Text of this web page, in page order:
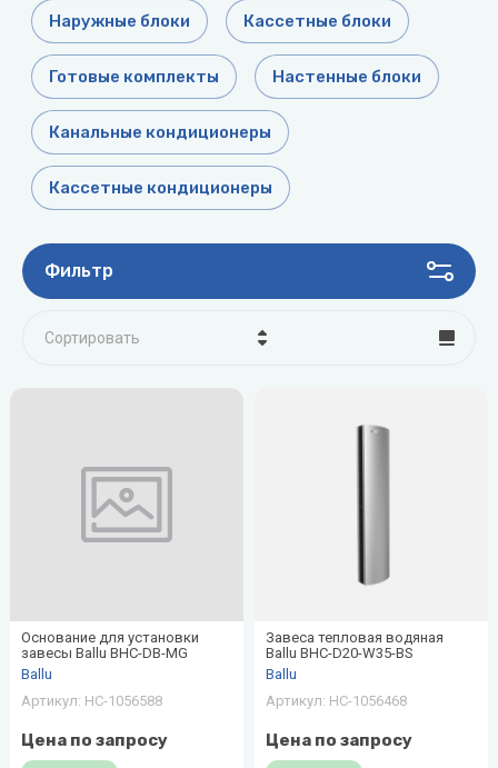
Наружные блоки Кассетные блоки
Готовые комплекты Настенные блоки
Канальные кондиционеры
Кассетные кондиционеры
Фильтр
Сортировать
Название - Я-А
Название - А-Я
Основание для установки
завесы Ballu BHC-DB-MG
Ballu
Артикул: НС-1056588
Цена по запросу
Завеса тепловая водяная
Ballu BHC-D20-W35-BS
Ballu
Артикул: НС-1056468
Цена по запросу